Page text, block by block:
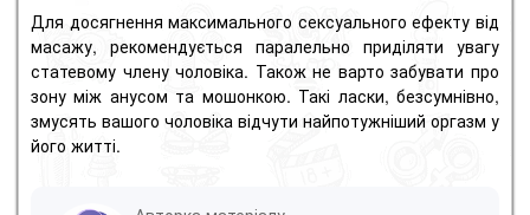
Для досягнення максимального сексуального ефекту від
масажу, рекомендується паралельно приділяти увагу
статевому члену чоловіка. Також не варто забувати про
зону між анусом та мошонкою. Такі ласки, безсумнівно,
змусять вашого чоловіка відчути найпотужніший оргазм у
його житті.